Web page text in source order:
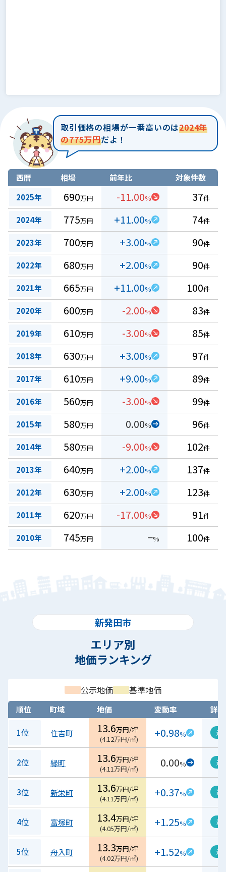
取引価格の相場が一番高いのは2024年
の775万円だよ！
西暦 相場 前年比
対象件数
2025年
690万円 -11.00% 37件
2024年 775万円 +11.00% 74件
2023年 700万円 +3.00% 90件
2022年 680万円 +2.00% 90件
2021年 665万円 +11.00% 100件
2020年 600万円 -2.00% 83件
2019年 610万円 -3.00% 85件
2018年 630万円 +3.00% 97件
2017年 610万円 +9.00% 89件
2016年 560万円 -3.00% 99件
2015年 580万円 0.00% 96件
2014年 580万円 -9.00% 102件
2013年 640万円 +2.00% 137件
2012年 630万円 +2.00% 123件
2011年 620万円 -17.00% 91件
2010年 745万円 −% 100件
新発田市
エリア別
地価ランキング
公示地価 基準地価
順位 町域 地価 変動率 詳細
1位 住吉町 13.6万円/坪
(4.12万円/㎡) +0.98% 過
2位 緑町 13.6万円/坪
(4.11万円/㎡) 0.00% 過
3位 新栄町 13.6万円/坪
(4.11万円/㎡) +0.37% 過
4位 富塚町 13.4万円/坪
(4.05万円/㎡) +1.25% 過
5位 舟入町 13.3万円/坪
(4.02万円/㎡) +1.52% 過